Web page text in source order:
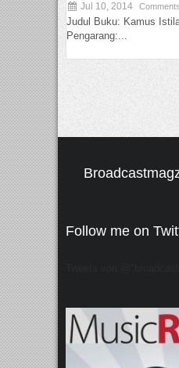
Jul 10, 2014
Judul Buku: Kamus
Pengarang:...
Follow me on